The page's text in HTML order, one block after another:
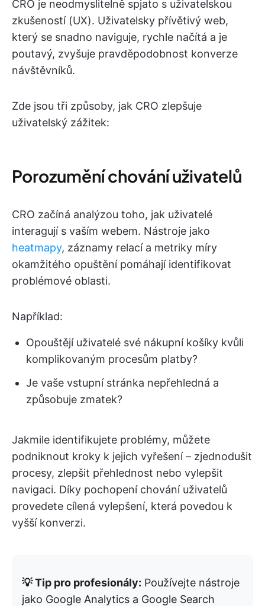
CRO je neodmyslitelně spjato s uživatelskou
zkušeností (UX). Uživatelsky přívětivý web,
který se snadno naviguje, rychle načítá a je
poutavý, zvyšuje pravděpodobnost konverze
návštěvníků.
Zde jsou tři způsoby, jak CRO zlepšuje
uživatelský zážitek:
Porozumění chování uživatelů
CRO začíná analýzou toho, jak uživatelé
interagují s vaším webem. Nástroje jako
heatmapy, záznamy relací a metriky míry
okamžitého opuštění pomáhají identifikovat
problémové oblasti.
Například:
Opouštějí uživatelé své nákupní košíky kvůli
komplikovaným procesům platby?
Je vaše vstupní stránka nepřehledná a
způsobuje zmatek?
Jakmile identifikujete problémy, můžete
podniknout kroky k jejich vyřešení – zjednodušit
procesy, zlepšit přehlednost nebo vylepšit
navigaci. Díky pochopení chování uživatelů
provedete cílená vylepšení, která povedou k
vyšší konverzi.
💡 Tip pro profesionály: Používejte nástroje
jako Google Analytics a Google Search